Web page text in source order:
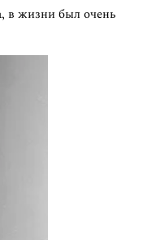
в жизни был очень